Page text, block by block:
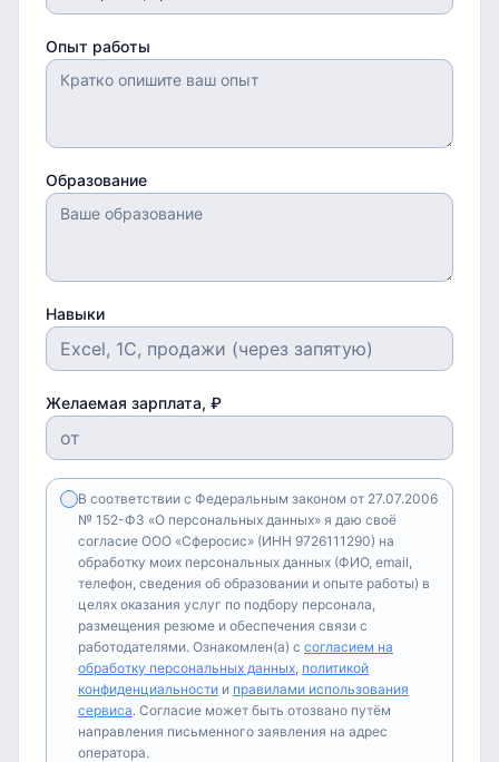
Опыт работы
Образование
Навыки
Желаемая зарплата, ₽
В соответствии с Федеральным законом от 27.07.2006
№ 152-ФЗ «О персональных данных» я даю своё
согласие ООО «Сферосис» (ИНН 9726111290) на
обработку моих персональных данных (ФИО, email,
телефон, сведения об образовании и опыте работы) в
целях оказания услуг по подбору персонала,
размещения резюме и обеспечения связи с
работодателями. Ознакомлен(а) с согласием на
обработку персональных данных, политикой
конфиденциальности и правилами использования
сервиса. Согласие может быть отозвано путём
направления письменного заявления на адрес
оператора.